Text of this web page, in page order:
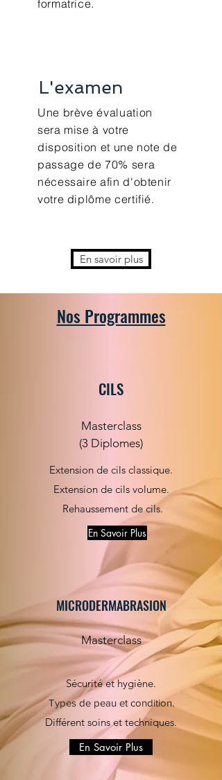
formatrice.
L'examen
Une brève évaluation
sera mise à votre
disposition et une note de
passage de 70% sera
nécessaire afin d'obtenir
votre diplôme certifié.
En savoir plus
Nos Programmes
CILS
Masterclass
(3 Diplomes)
Extension de cils classique.
Extension de cils volume.
Rehaussement de cils.
En Savoir Plus
MICRODERMABRASION
Masterclass
Sécurité et hygiène.
Types de peau et condition.
Différent soins et techniques.
En Savoir Plus